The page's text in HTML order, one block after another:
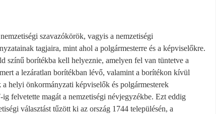
szavazókörök, vagyis a nemzetiségi
tagjaira, mint ahol a polgármesterre és a képviselőkre.
színű borítékba kell helyeznie, amelyen fel van tüntetve a
a lezáratlan borítékban lévő, valamint a borítékon kívül
helyi önkormányzati képviselők és polgármesterek
felvetette magát a nemzetiségi névjegyzékbe. Ezt eddig
választást tűzött ki az ország 1744 településén, a